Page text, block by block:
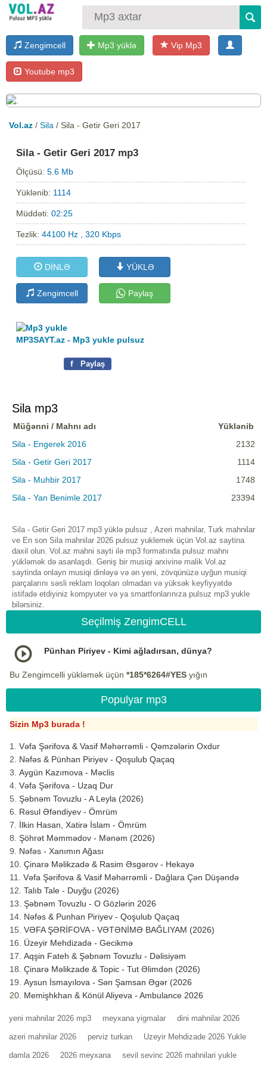
Zengimcell Mp3 yüklə Vip Mp3
Youtube mp3
Vol.az / Sila / Sila - Getir Geri 2017
Sila - Getir Geri 2017 mp3
Ölçüsü:5.6 Mb
Yüklənib: 1114
Müddəti:02:25
Tezlik:44100 Hz , 320 Kbps
DİNLƏ YÜKLƏ
Zengimcell Paylaş
MP3SAYT.az - Mp3 yukle pulsuz
f Paylaş
Sila mp3
Müğənni / Mahnı adı
Yüklənib
Sila - Engerek 2016
2132
Sila - Getir Geri 2017
1114
Sila - Muhbir 2017
1748
Sila - Yan Benimle 2017
23394
Sila - Getir Geri 2017 mp3 yüklə pulsuz , Azeri mahnilar, Turk mahnilar
ve En son Sila mahnilar 2026 pulsuz yuklemek üçün Vol.az saytina
daxil olun. Vol.az mahni sayti ilə mp3 formatında pulsuz mahnı
yükləmək də asanlaşdı. Geniş bir musiqi arxivinə malik Vol.az
saytinda onlayn musiqi dinləyə və ən yeni, zövqünüzə uyğun musiqi
parçalarını səsli reklam loqoları olmadan və yüksək keyfiyyətdə
istifadə etdiyiniz kompyuter və ya smartfonlarınıza pulsuz mp3 yukle
bilərsiniz.
Seçilmiş ZengimCELL
Pünhan Piriyev - Kimi ağladırsan, dünya?
Bu Zengimcelli yükləmək üçün *185*6264#YES yığın
Populyar mp3
Sizin Mp3 burada !
Vəfa Şərifova & Vasif Məhərrəmli - Qəmzələrin Oxdur
Nəfəs & Pünhan Piriyev - Qoşulub Qaçaq
Aygün Kazımova - Məclis
Vəfa Şərifova - Uzaq Dur
Şəbnəm Tovuzlu - A Leyla (2026)
Rəsul Əfəndiyev - Ömrüm
İlkin Hasan, Xatirə İslam - Ömrüm
Şöhrət Məmmədov - Mənəm (2026)
Nəfəs - Xanımın Ağası
Çinarə Məlikzadə & Rasim Əsgərov - Hekayə
Vəfa Şərifova & Vasif Məhərrəmli - Dağlara Çən Düşəndə
Talıb Tale - Duyğu (2026)
Şəbnəm Tovuzlu - O Gözlərin 2026
Nəfəs & Punhan Piriyev - Qoşulub Qaçaq
VƏFA ŞƏRİFOVA - VƏTƏNİMƏ BAĞLIYAM (2026)
Üzeyir Mehdizadə - Gecikmə
Aqşin Fateh & Şəbnəm Tovuzlu - Dəlisiyəm
Çinarə Məlikzade & Topic - Tut Əlimdən (2026)
Aysun İsmayılova - Sən Şamsan Əgər (2026
Memişhkhan & Könül Aliyeva - Ambulance 2026
yeni mahnilar 2026 mp3 meyxana yigmalar dini mahnilar 2026
azeri mahnilar 2026 perviz turkan Uzeyir Mehdizade 2026 Yukle
damla 2026 2026 meyxana sevil sevinc 2026 mahnilari yukle